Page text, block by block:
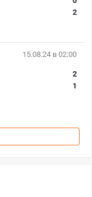
2
15.08.24 в 02:00
2
1